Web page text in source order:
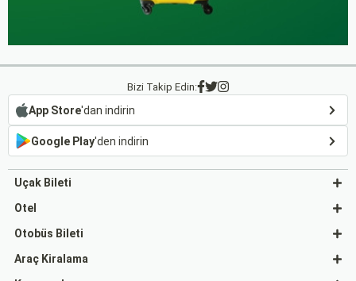
Bizi Takip Edin:
App Store'dan indirin
Google Play'den indirin
Uçak Bileti
Otel
Otobüs Bileti
Araç Kiralama